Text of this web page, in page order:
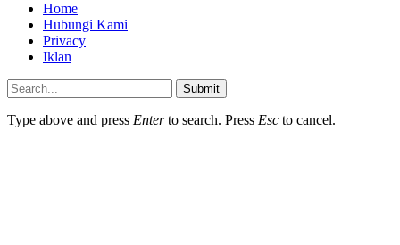
Home
Hubungi Kami
Privacy
Iklan
Submit
Type above and press Enterto search. Press Esc to cancel.